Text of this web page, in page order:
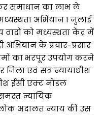
समाधान का लाभ ले
अभियान 1 जुलाई
को मध्यस्थता केंद्र में
अभियान के प्रचार-प्रसार
का भरपूर उपयोग करने
एवं सत्र न्यायाधीश
ईसी एक्ट नोडल
न्यायिक
लोक अदालत न्याय की उस